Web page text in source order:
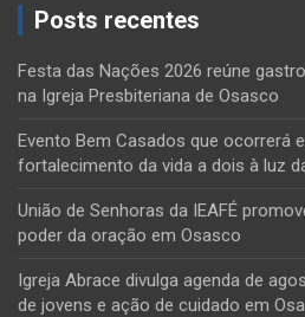
Posts recentes
Festa das Nações 2026 reúne
na Igreja Presbiteriana de Osasco
Evento Bem Casados que ocorrerá
fortalecimento da vida a dois à luz
União de Senhoras da IEAFÉ
poder da oração em Osasco
Igreja Abrace divulga agenda de
de jovens e ação de cuidado em